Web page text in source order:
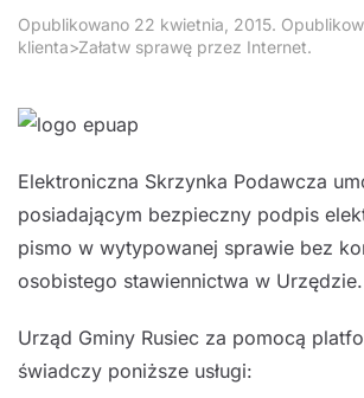
Opublikowano 22 kwietnia, 2015.
klienta>Załatw sprawę przez Internet.
Elektroniczna Skrzynka Podawcza
posiadającym bezpieczny podpis
pismo w wytypowanej sprawie bez
osobistego stawiennictwa w Urzędzie.
Urząd Gminy Rusiec za pomocą
świadczy poniższe usługi: